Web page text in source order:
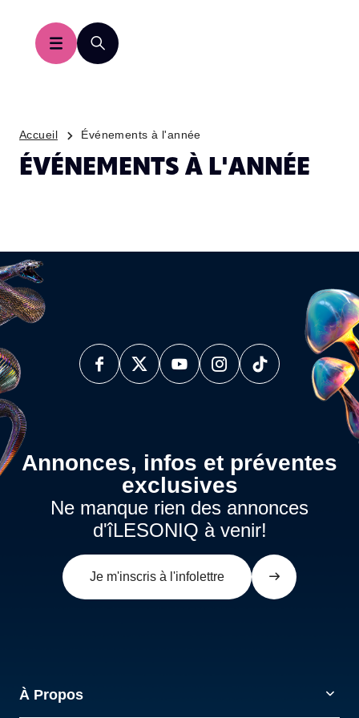
Accueil Événements à l'année
ÉVÉNEMENTS À L'ANNÉE
Annonces, infos et préventes
exclusives
Ne manque rien des annonces
d'îLESONIQ à venir!
Je m'inscris à l'infolettre
À Propos